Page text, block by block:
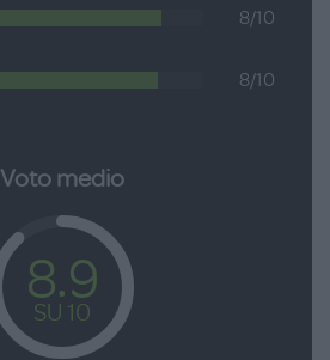
8/10
8/10
Voto medio
8.9
SU 10